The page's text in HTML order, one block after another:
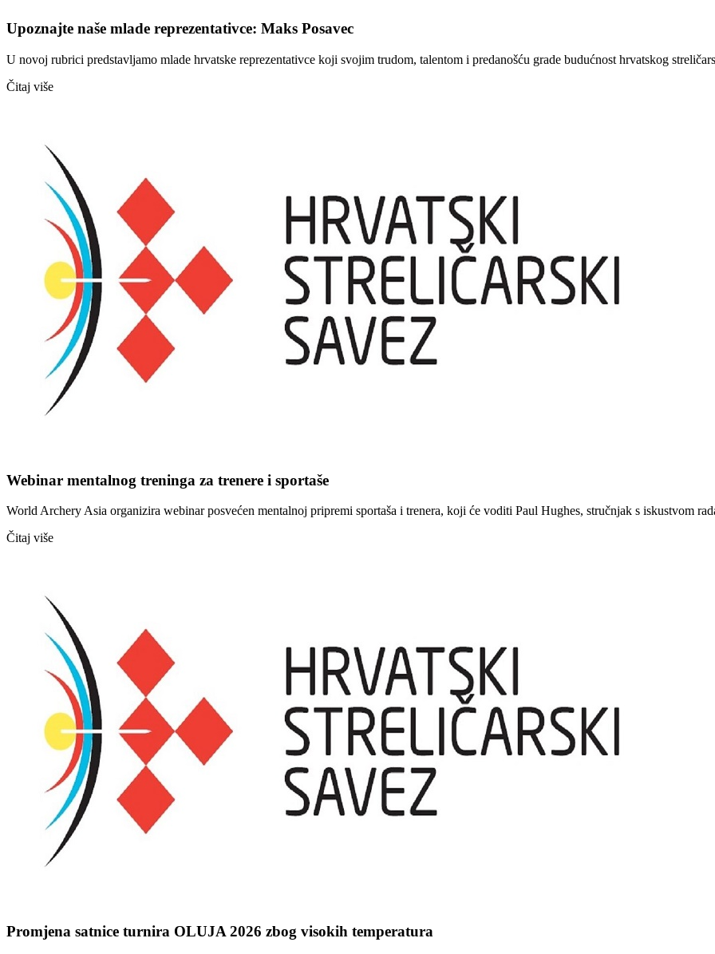
Upoznajte naše mlade reprezentativce: Maks Posavec
U novoj rubrici predstavljamo mlade hrvatske reprezentativce koji svojim trudom, talentom i predanošću grade budućnost hrvatskog
Čitaj više
Webinar mentalnog treninga za trenere i sportaše
World Archery Asia organizira webinar posvećen mentalnoj pripremi sportaša i trenera, koji će voditi Paul Hughes, stručnjak s iskustvom
Čitaj više
Promjena satnice turnira OLUJA 2026 zbog visokih temperatura